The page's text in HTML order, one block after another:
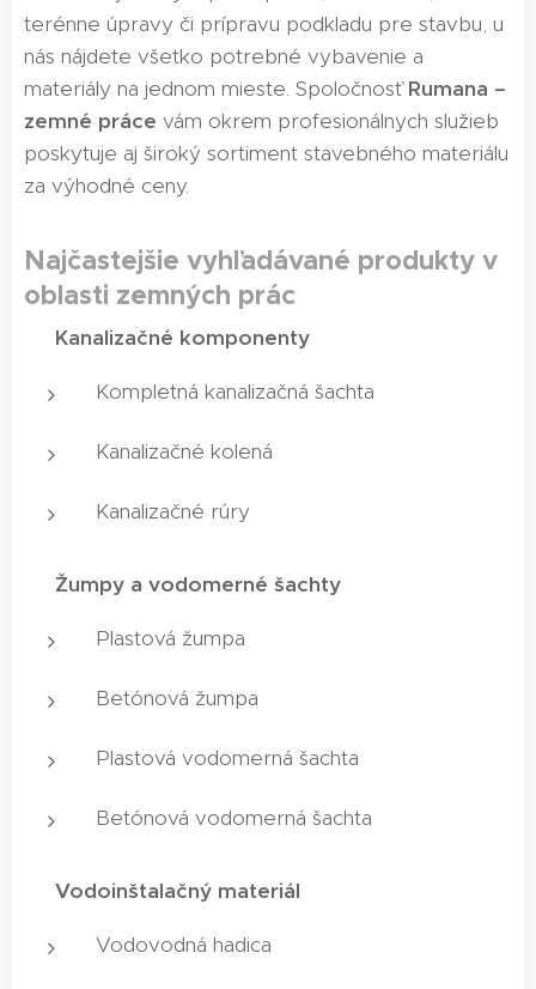
terénne úpravy či prípravu podkladu pre stavbu, u
nás nájdete všetko potrebné vybavenie a
materiály na jednom mieste. SpoločnosťRumana –
zemné práce vám okrem profesionálnych služieb
poskytuje aj široký sortiment stavebného materiálu
za výhodné ceny.
Najčastejšie vyhľadávané produkty v
oblasti zemných prác
Kanalizačné komponenty
Kompletná kanalizačná šachta
Kanalizačné kolená
Kanalizačné rúry
Žumpy a vodomerné šachty
Plastová žumpa
Betónová žumpa
Plastová vodomerná šachta
Betónová vodomerná šachta
Vodoinštalačný materiál
Vodovodná hadica